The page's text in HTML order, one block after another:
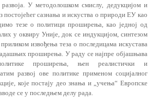
У методолошком смислу, дедукцијом и
постојећег сазнања и искуства о природи ЕУ као
тезе о политици проширења, као једној од
у оквиру Уније, док се индукцијом, синтезом
извођења теза о последицама искустава
проширења. У раду се најпре објашњава
проширења, њен реалистички и
развој ове политике применом социјалног
које постају део знања и „учења“ Европске
се у последњем делу рада.